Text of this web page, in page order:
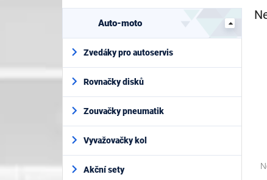
t
a
í
e
Auto-moto
Zvedáky pro autoservis
Rovnačky disků
Zouvačky pneumatik
Vyvažovačky kol
Akční sety